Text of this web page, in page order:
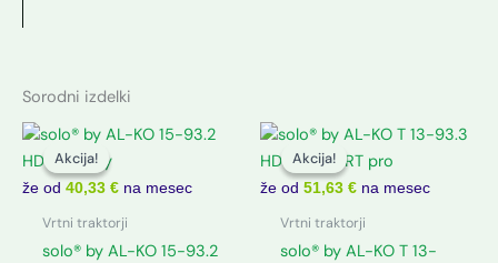
Sorodni izdelki
Akcija!
že od 40,33 € na mesec
Akcija!
Vrtni traktorji
solo® by AL-KO 15-93.2
Izvirna
bila:
Trenutna
2.499,90 €.
Akcija!
že od 51,63 € na mesec
Akcija!
Vrtni traktorji
solo® by AL-KO T 13-
Izvirna
je
bila:
Trenutna
3.199,90